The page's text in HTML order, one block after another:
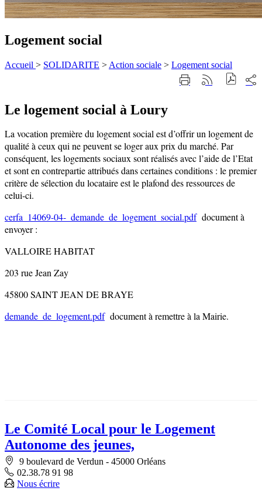
Logement social
Accueil > SOLIDARITE > Action sociale > Logement social
ImprimerGénérer
sur
Le logement social à Loury
La vocation première du logement social est d’offrir un logement de
qualité à ceux qui ne peuvent se loger aux prix du marché. Par
conséquent, les logements sociaux sont réalisés avec l’aide de l’Etat
et sont en contrepartie attribués dans certaines conditions : le premier
critère de sélection du locataire est le plafond des ressources de
celui-ci.
cerfa_14069-04-_demande_de_logement_social.pdfdocument à
envoyer :
VALLOIRE HABITAT
203 rue Jean Zay
45800 SAINT JEAN DE BRAYE
demande_de_logement.pdfdocument à remettre à la Mairie.
Le Comité Local pour le Logement
Autonome des jeunes,
9 boulevard de Verdun - 45000 Orléans
02.38.78 91 98
Nous écrire